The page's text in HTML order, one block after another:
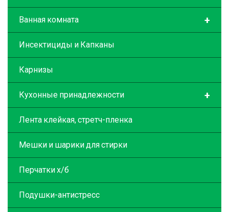
+
Ванная комната
Инсектициды и Капканы
Карнизы
+
Кухонные принадлежности
Лента клейкая, стретч-пленка
Мешки и шарики для стирки
Перчатки х/б
Подушки-антистресс